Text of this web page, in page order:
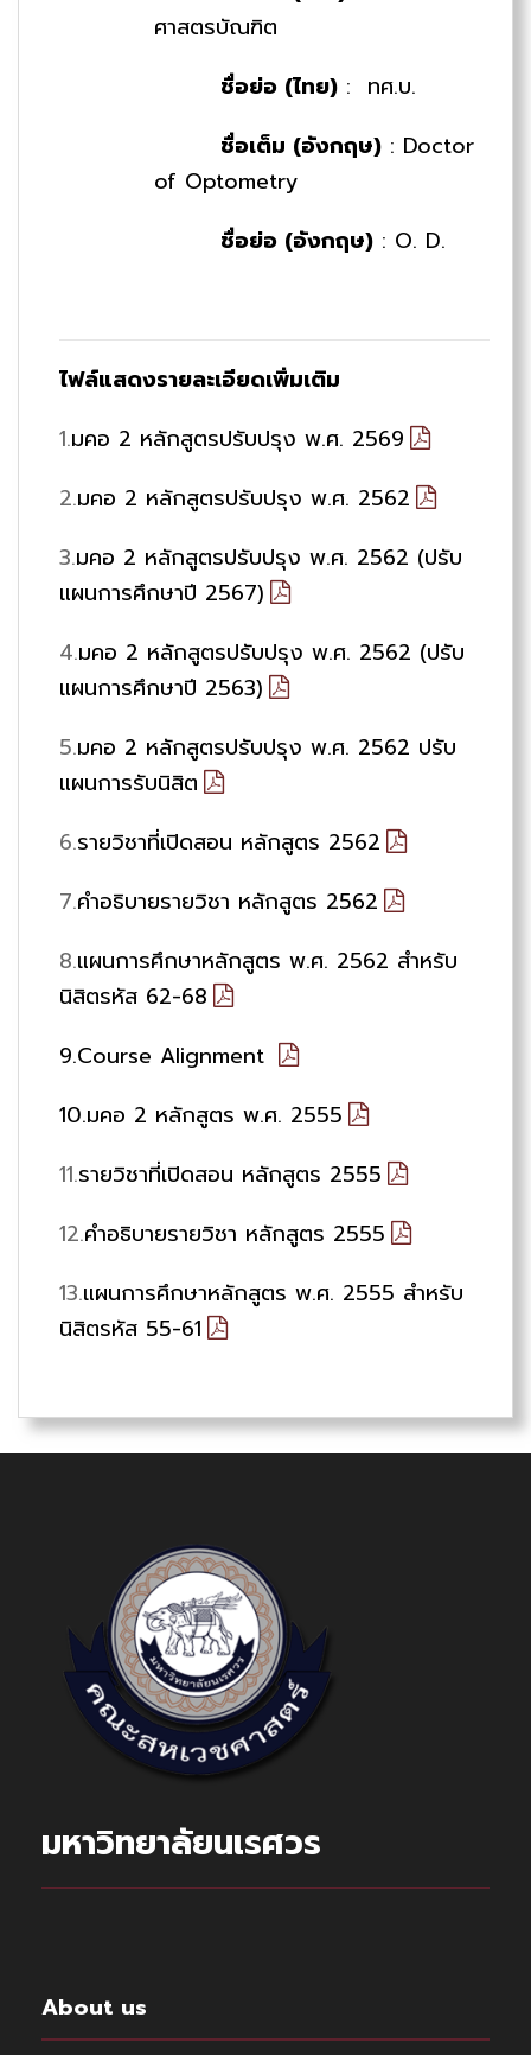
ศาสตรบัณฑิต
ชื่อย่อ (ไทย) : ทศ.บ.
ชื่อเต็ม (อังกฤษ) : Doctor
of Optometry
ชื่อย่อ (อังกฤษ) : O. D.
ไฟล์แสดงรายละเอียดเพิ่มเติม
1.มคอ 2 หลักสูตรปรับปรุง พ.ศ. 2569
2.มคอ 2 หลักสูตรปรับปรุง พ.ศ. 2562
3.มคอ 2 หลักสูตรปรับปรุง พ.ศ. 2562 (ปรับ
แผนการศึกษาปี 2567)
4.มคอ 2 หลักสูตรปรับปรุง พ.ศ. 2562 (ปรับ
แผนการศึกษาปี 2563)
5.มคอ 2 หลักสูตรปรับปรุง พ.ศ. 2562 ปรับ
แผนการรับนิสิต
6.รายวิชาที่เปิดสอน หลักสูตร 2562
7.คำอธิบายรายวิชา หลักสูตร 2562
8.แผนการศึกษาหลักสูตร พ.ศ. 2562 สำหรับ
นิสิตรหัส 62-68
9.Course Alignment
10.มคอ 2 หลักสูตร พ.ศ. 2555
11.รายวิชาที่เปิดสอน หลักสูตร 2555
12.คำอธิบายรายวิชา หลักสูตร 2555
13.แผนการศึกษาหลักสูตร พ.ศ. 2555 สำหรับ
นิสิตรหัส 55-61
มหาวิทยาลัยนเรศวร
About us